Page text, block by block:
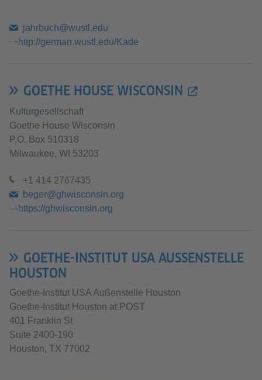
jahrbuch@wustl.edu
http://german.wustl.edu/Kade
GOETHE HOUSE WISCONSIN
Kulturgesellschaft
Goethe House Wisconsin
P.O. Box 510318
Milwaukee, WI 53203
+1 414 2767435
beger@ghwisconsin.org
https://ghwisconsin.org
GOETHE-INSTITUT USA AUSSENSTELLE H
OUSTON
Goethe-Institut USA Außenstelle Houston
Goethe-Institut Houston at POST
401 Franklin St
Suite 2400-190
Houston, TX 77002